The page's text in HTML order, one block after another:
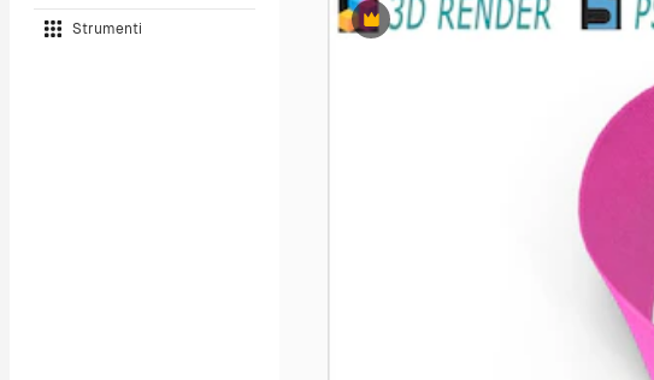
Strumenti Premium